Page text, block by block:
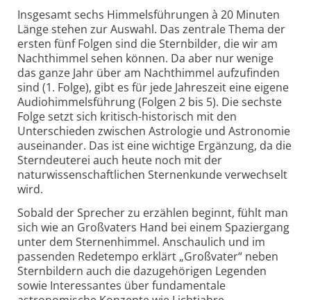
Insgesamt sechs Himmelsführungen à 20 Minuten
Länge stehen zur Auswahl. Das zentrale Thema der
ersten fünf Folgen sind die Sternbilder, die wir am
Nachthimmel sehen können. Da aber nur wenige
das ganze Jahr über am Nachthimmel aufzufinden
sind (1. Folge), gibt es für jede Jahreszeit eine eigene
Audiohimmelsführung (Folgen 2 bis 5). Die sechste
Folge setzt sich kritisch-historisch mit den
Unterschieden zwischen Astrologie und Astronomie
auseinander. Das ist eine wichtige Ergänzung, da die
Sterndeuterei auch heute noch mit der
naturwissenschaftlichen Sternenkunde verwechselt
wird.
Sobald der Sprecher zu erzählen beginnt, fühlt man
sich wie an Großvaters Hand bei einem Spaziergang
unter dem Sternenhimmel. Anschaulich und im
passenden Rede­tempo erklärt „Großvater“ neben
Sternbildern auch die dazugehörigen Legenden
sowie Interessantes über fundamentale